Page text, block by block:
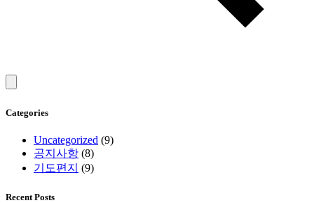
Categories
Uncategorized (9)
공지사항 (8)
기도편지 (9)
Recent Posts